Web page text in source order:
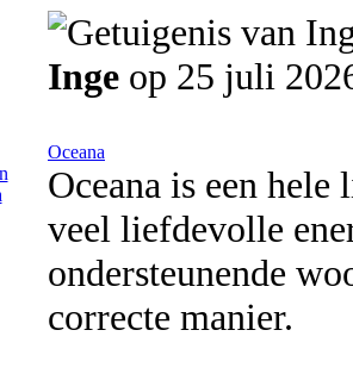
Inge op 25 juli
Oceana
Oceana is een
veel liefdevolle
ondersteunende
correcte manier.